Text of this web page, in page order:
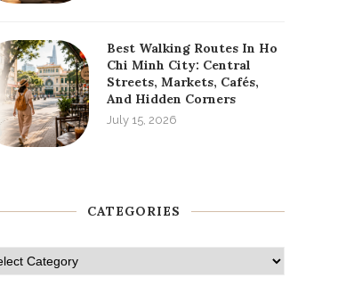
Best Walking Routes In Ho
Chi Minh City: Central
Streets, Markets, Cafés,
And Hidden Corners
July 15, 2026
CATEGORIES